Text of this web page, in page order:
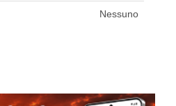
Nessuno